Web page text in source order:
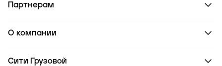
Партнерам
О компании
Сити Грузовой